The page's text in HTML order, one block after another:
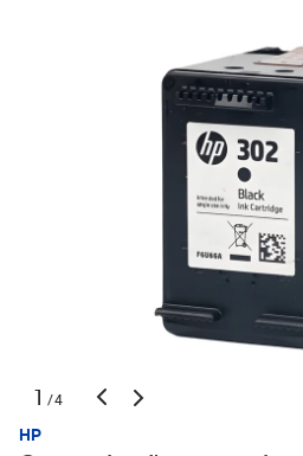
1 /4
HP